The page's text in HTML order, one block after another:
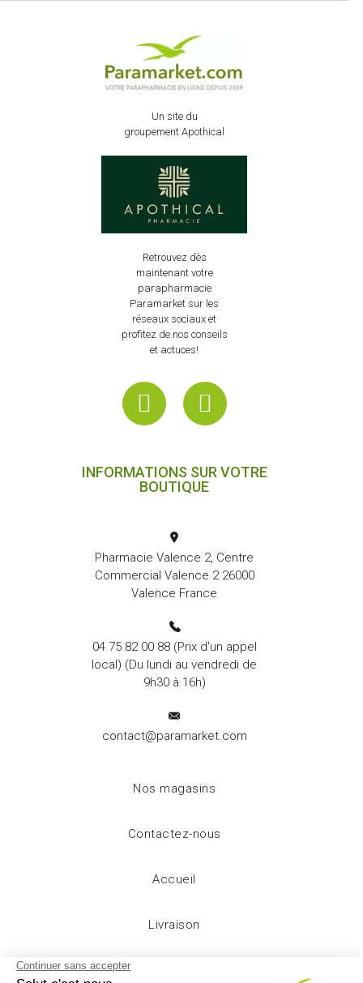
Un site du
groupement Apothical
Retrouvez dès
maintenant votre
parapharmacie
Paramarket sur les
réseaux sociaux et
profitez de nos conseils
et actuces!
INFORMATIONS SUR VOTRE
BOUTIQUE
Pharmacie Valence 2, Centre
Commercial Valence 2 26000
Valence France
04 75 82 00 88(Prix d'un appel
local) (Du lundi au vendredi de
9h30 à 16h)
contact@paramarket.com
Nos magasins
Contactez-nous
Accueil
Livraison
Mentions légales